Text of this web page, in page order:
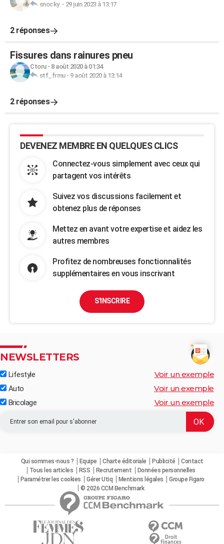
snocky. - 29 juin 2023 à 13:17
2 réponses
Fissures dans rainures pneu
Ctoru- 8 août 2020 à 01:34
stf_frmu- 9 août 2020 à 13:14
2 réponses
DEVENEZ MEMBRE EN QUELQUES CLICS
Connectez-vous simplement avec ceux qui
partagent vos intérêts
Suivez vos discussions facilement et
obtenez plus de réponses
Mettez en avant votre expertise et aidez les
autres membres
Profitez de nombreuses fonctionnalités
supplémentaires en vous inscrivant
S'INSCRIRE
NEWSLETTERS
Lifestyle Voir un exemple
Auto Voir un exemple
Bricolage Voir un exemple
Qui sommes-nous ? Equipe Charte éditoriale Publicité
Contact
Tous les articles
RSS Recrutement
Données personnelles
Paramétrer les cookies
Gérer Utiq Mentions légales
Groupe Figaro
© 2026 CCM Benchmark